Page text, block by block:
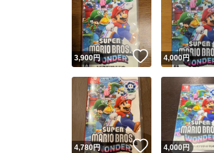
3,900円 いいね！
4,000円
4,780円 いいね！
4,000 円